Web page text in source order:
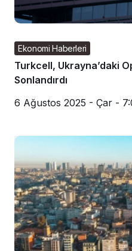
Ekonomi Haberleri
Turkcell, Ukrayna’daki
Sonlandırdı
6 Ağustos 2025 - Çar -